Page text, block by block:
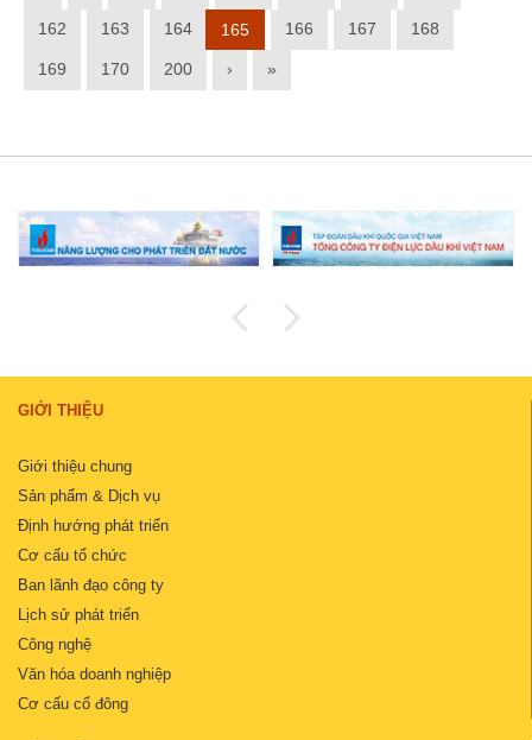
162 163 164 165 166 167 168
169 170 200 › »
GIỚI THIỆU
Giới thiệu chung
Sản phẩm & Dịch vụ
Định hướng phát triển
Cơ cấu tổ chức
Ban lãnh đạo công ty
Lịch sử phát triển
Công nghệ
Văn hóa doanh nghiệp
Cơ cấu cổ đông